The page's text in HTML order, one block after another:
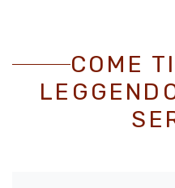
COME